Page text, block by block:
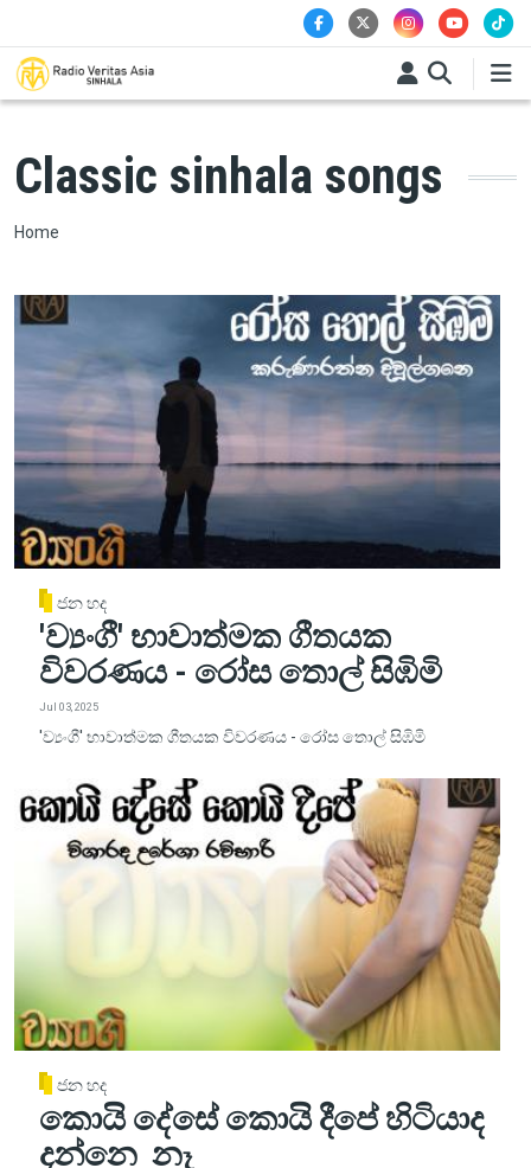
Classic sinhala songs
Breadcrumb
Home
ජන හද
'ව්‍යංගී' භාවාත්මක ගීතයක
විවරණය - රෝස තොල් සිඹිමි
Jul 03, 2025
'ව්‍යංගී' භාවාත්මක ගීතයක විවරණය - රෝස තොල් සිඹිමි
ජන හද
කොයි දේසේ කොයි දීපේ හිටියාද
දන්නෙ නෑ